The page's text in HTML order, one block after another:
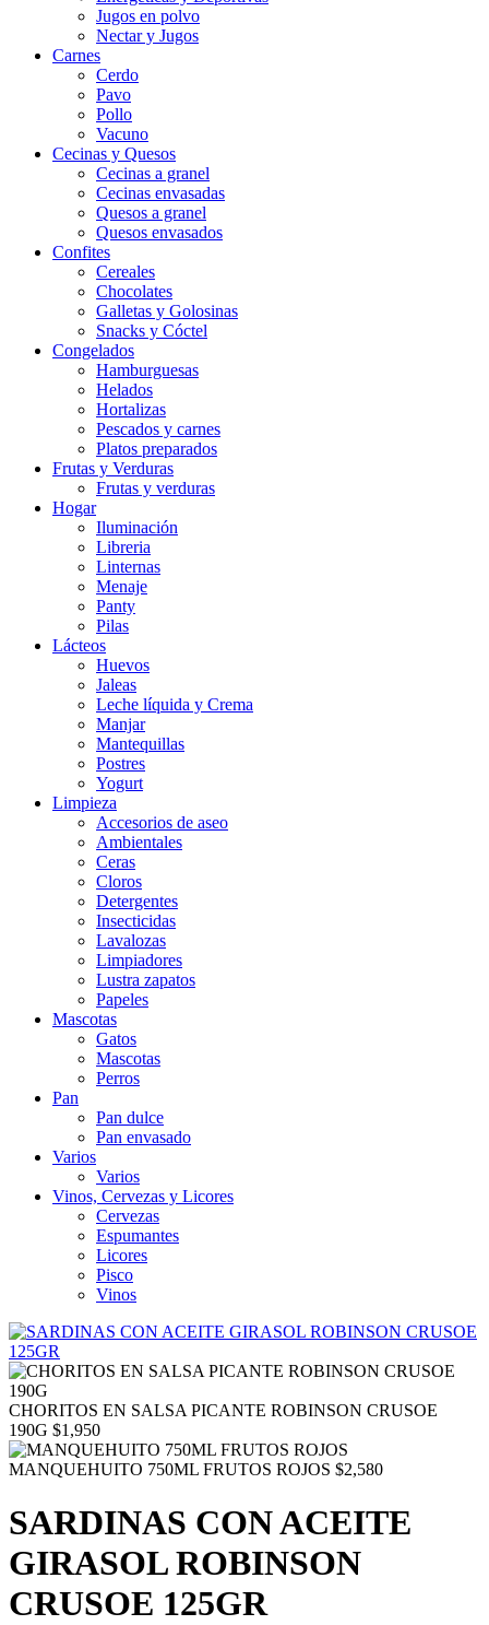
Jugos en polvo
Nectar y Jugos
Carnes
Cerdo
Pavo
Pollo
Vacuno
Cecinas y Quesos
Cecinas a granel
Cecinas envasadas
Quesos a granel
Quesos envasados
Confites
Cereales
Chocolates
Galletas y Golosinas
Snacks y Cóctel
Congelados
Hamburguesas
Helados
Hortalizas
Pescados y carnes
Platos preparados
Frutas y Verduras
Frutas y verduras
Hogar
Iluminación
Libreria
Linternas
Menaje
Panty
Pilas
Lácteos
Huevos
Jaleas
Leche líquida y Crema
Manjar
Mantequillas
Postres
Yogurt
Limpieza
Accesorios de aseo
Ambientales
Ceras
Cloros
Detergentes
Insecticidas
Lavalozas
Limpiadores
Lustra zapatos
Papeles
Mascotas
Gatos
Mascotas
Perros
Pan
Pan dulce
Pan envasado
Varios
Varios
Vinos, Cervezas y Licores
Cervezas
Espumantes
Licores
Pisco
Vinos
CHORITOS EN SALSA PICANTE ROBINSON CRUSOE
190G $1,950
MANQUEHUITO 750ML FRUTOS ROJOS $2,580
SARDINAS CON ACEITE
GIRASOL ROBINSON
CRUSOE 125GR